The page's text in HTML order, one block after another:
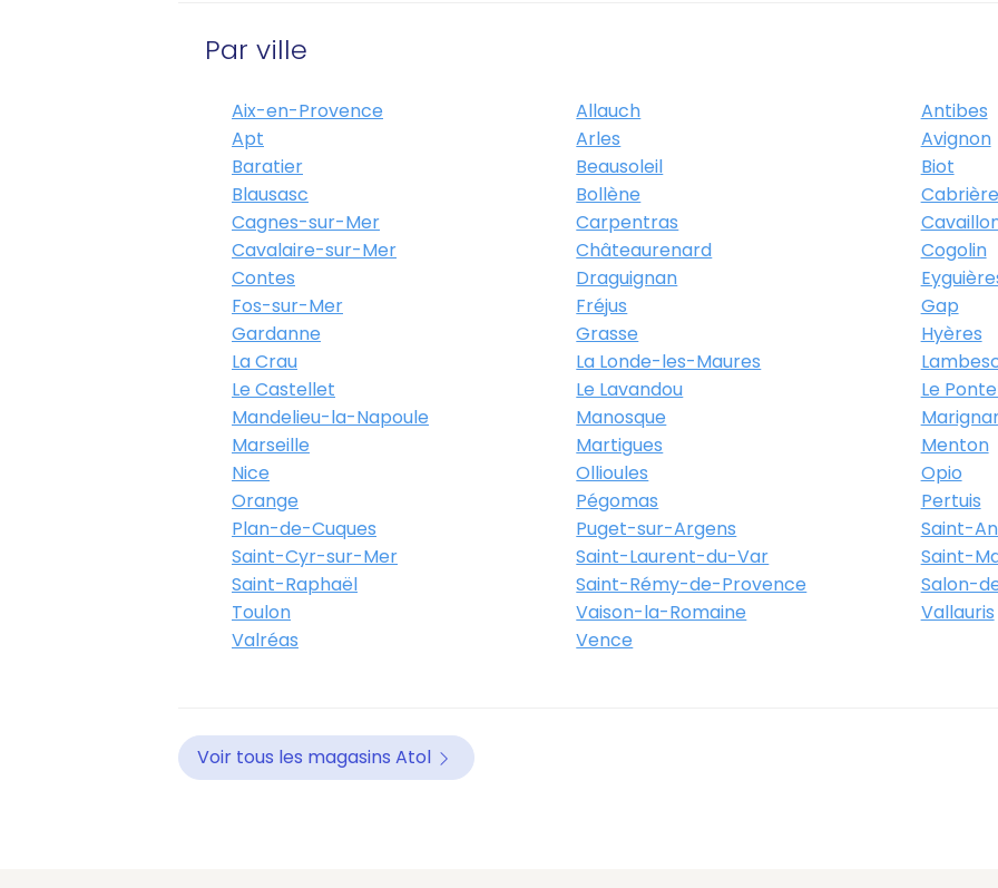
Par ville
Aix-en-Provence Allauch
Antibes
Apt
Arles
Avignon
Baratier
Beausoleil
Biot
Blausasc
Bollène
Cagnes-sur-Mer
Carpentras
Cavalaire-sur-Mer
Châteaurenard
Cogolin
Contes
Draguignan
Fos-sur-Mer
Fréjus
Gap
Gardanne
Grasse
Hyères
La Crau
La Londe-les-Maures
Le Castellet
Le Lavandou
Le
Mandelieu-la-Napoule
Manosque
Marseille
Martigues
Menton
Nice
Ollioules
Opio
Orange
Pégomas
Pertuis
Plan-de-Cuques
Puget-sur-Argens
Saint-
Saint-Cyr-sur-Mer
Saint-Laurent-du-Var
Saint-
Saint-Raphaël
Saint-Rémy-de-Provence
Salon-
Toulon
Vaison-la-Romaine
Vallauris
Valréas
Vence
Voir tous les magasins Atol